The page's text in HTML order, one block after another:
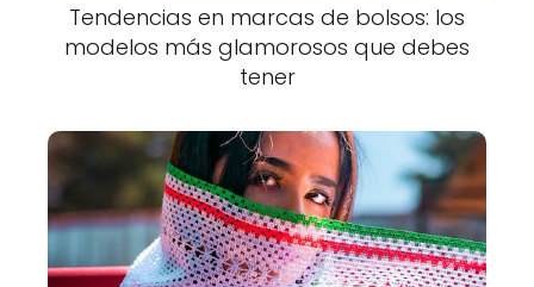
Tendencias en marcas de bolsos: los
modelos más glamorosos que debes
tener